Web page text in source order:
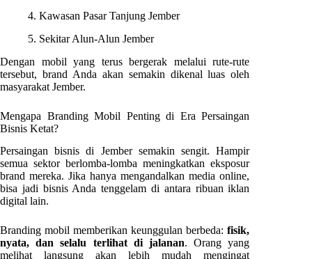
4. Kawasan Pasar Tanjung Jember
5. Sekitar Alun-Alun Jember
Dengan mobil yang terus bergerak melalui rute-rute
tersebut, brand Anda akan semakin dikenal luas oleh
masyarakat Jember.
Mengapa Branding Mobil Penting di Era Persaingan
Bisnis Ketat?
Persaingan bisnis di Jember semakin sengit. Hampir
semua sektor berlomba-lomba meningkatkan eksposur
brand mereka. Jika hanya mengandalkan media online,
bisa jadi bisnis Anda tenggelam di antara ribuan iklan
digital lain.
Branding mobil memberikan keunggulan berbeda:fisik,
nyata, dan selalu terlihat di jalanan. Orang yang
melihat langsung akan lebih mudah mengingat